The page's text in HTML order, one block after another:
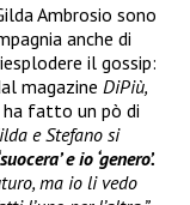
Ambrosio sono
anche di
il gossip:
magazine DiPiù,
ha fatto un pò di
e Stefano si
e io ‘genero’.
ma io li vedo